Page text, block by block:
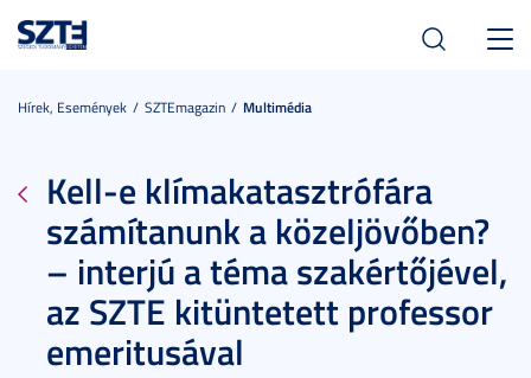
Hírek, Események SZTEmagazin Multimédia
Kell-e klímakatasztrófára
számítanunk a közeljövőben?
– interjú a téma szakértőjével,
az SZTE kitüntetett professor
emeritusával